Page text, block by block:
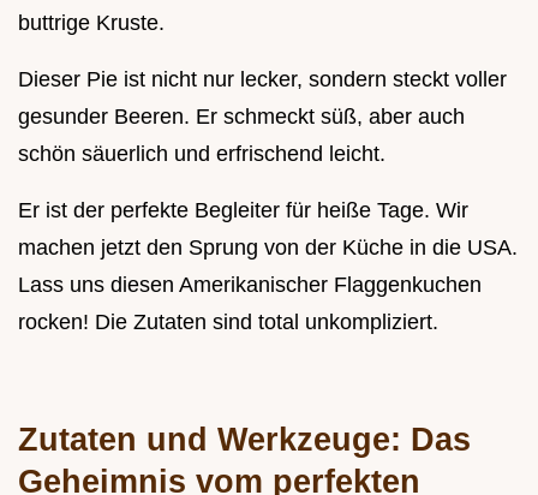
buttrige Kruste.
Dieser Pie ist nicht nur lecker, sondern steckt voller
gesunder Beeren. Er schmeckt süß, aber auch
schön säuerlich und erfrischend leicht.
Er ist der perfekte Begleiter für heiße Tage. Wir
machen jetzt den Sprung von der Küche in die USA.
Lass uns diesen Amerikanischer Flaggenkuchen
rocken! Die Zutaten sind total unkompliziert.
Zutaten und Werkzeuge: Das
Geheimnis vom perfekten